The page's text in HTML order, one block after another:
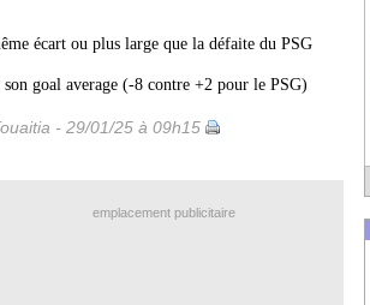
écart ou plus large que la défaite du PSG
goal average (-8 contre +2 pour le PSG)
- 29/01/25 à 09h15
emplacement publicitaire